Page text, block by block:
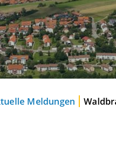
Meldungen